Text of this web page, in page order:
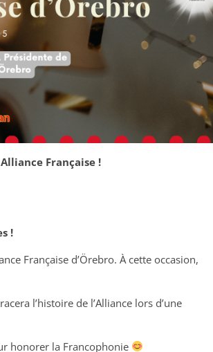
Française !
!
Française d’Örebro. À cette occasion,
l’histoire de l’Alliance lors d’une
honorer la Francophonie